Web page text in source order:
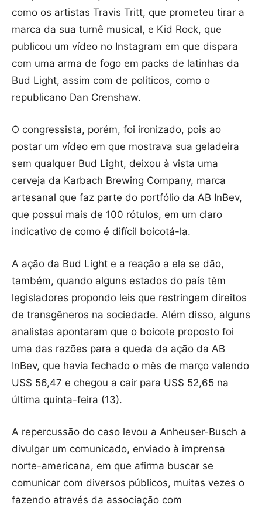
como os artistas Travis Tritt, que prometeu tirar a
marca da sua turnê musical, e Kid Rock, que
publicou um vídeo no Instagram em que dispara
com uma arma de fogo em packs de latinhas da
Bud Light, assim com de políticos, como o
republicano Dan Crenshaw.
O congressista, porém, foi ironizado, pois ao
postar um vídeo em que mostrava sua geladeira
sem qualquer Bud Light, deixou à vista uma
cerveja da Karbach Brewing Company, marca
artesanal que faz parte do portfólio da AB InBev,
que possui mais de 100 rótulos, em um claro
indicativo de como é difícil boicotá-la.
A ação da Bud Light e a reação a ela se dão,
também, quando alguns estados do país têm
legisladores propondo leis que restringem direitos
de transgêneros na sociedade. Além disso, alguns
analistas apontaram que o boicote proposto foi
uma das razões para a queda da ação da AB
InBev, que havia fechado o mês de março valendo
US$ 56,47 e chegou a cair para US$ 52,65 na
última quinta-feira (13).
A repercussão do caso levou a Anheuser-Busch a
divulgar um comunicado, enviado à imprensa
norte-americana, em que afirma buscar se
comunicar com diversos públicos, muitas vezes o
fazendo através da associação com